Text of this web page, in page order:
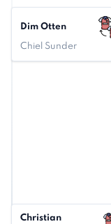
Dim Otten
Chiel Sunder
Christian